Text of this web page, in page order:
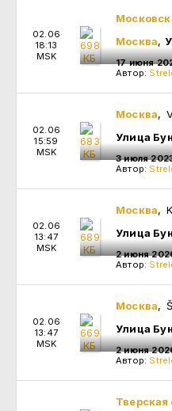
02.06
18:13
MSK
Москва,
17 июня
Автор:
02.06
15:59
MSK
Москва,
Улица
3 июля
Автор:
02.06
13:47
MSK
Москва,
Улица
2 июня
Автор:
02.06
13:47
MSK
Москва,
Улица
2 июня
Автор:
Тверская